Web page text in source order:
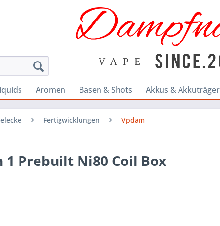
Aromen Basen & Shots Akkus & Akkuträger
Fertigwicklungen Vpdam
1 Prebuilt Ni80 Coil Box